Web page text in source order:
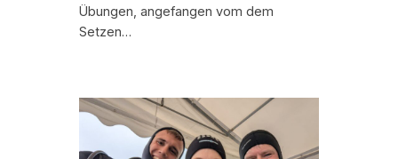
Übungen, angefangen vom dem
Setzen…